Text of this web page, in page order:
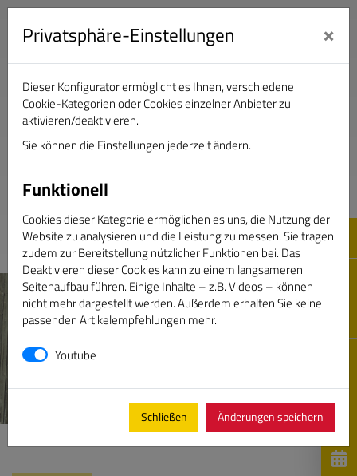
Verband Deutscher Sportjournalisten e.V.
Privatsphäre-Einstellungen ×
Dieser Konfigurator ermöglicht es Ihnen, verschiedene
Cookie-Kategorien oder Cookies einzelner Anbieter zu
aktivieren/deaktivieren.
Sie können die Einstellungen jederzeit ändern.
Funktionell
Cookies dieser Kategorie ermöglichen es uns, die Nutzung der
Website zu analysieren und die Leistung zu messen. Sie tragen
zudem zur Bereitstellung nützlicher Funktionen bei. Das
Deaktivieren dieser Cookies kann zu einem langsameren
Seitenaufbau führen. Einige Inhalte – z.B. Videos – können
nicht mehr dargestellt werden. Außerdem erhalten Sie keine
passenden Artikelempfehlungen mehr.
Youtube
Schließen Änderungen speichern